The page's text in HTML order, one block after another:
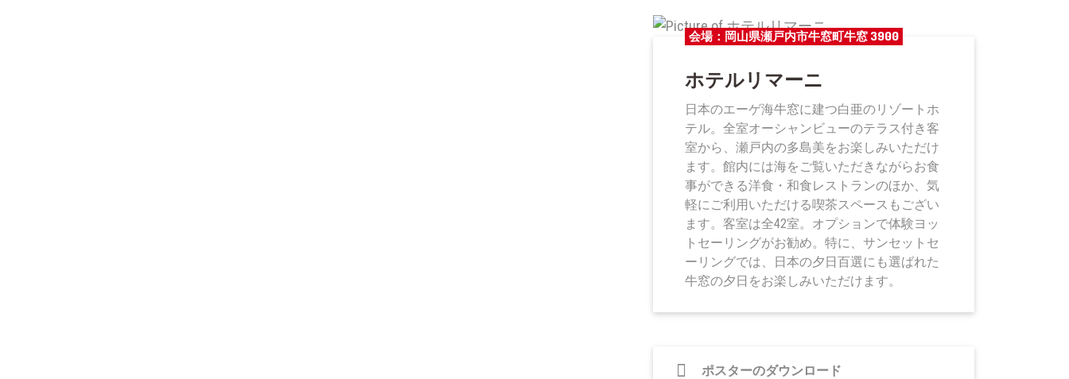
会場：岡山県瀬戸内市牛窓町牛窓 3900
ホテルリマーニ
日本のエーゲ海牛窓に建つ白亜のリゾートホ
テル。全室オーシャンビューのテラス付き客
室から、瀬戸内の多島美をお楽しみいただけ
ます。館内には海をご覧いただきながらお食
事ができる洋食・和食レストランのほか、気
軽にご利用いただける喫茶スペースもござい
ます。客室は全42室。オプションで体験ヨッ
トセーリングがお勧め。特に、サンセットセ
ーリングでは、日本の夕日百選にも選ばれた
牛窓の夕日をお楽しみいただけます。
ポスターのダウンロード